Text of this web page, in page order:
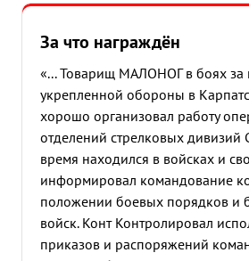
За что награждён
«... Товарищ МАЛОНОГ в боях
укрепленной обороны в
хорошо организовал работу
отделений стрелковых дивизий
время находился в войсках и
информировал командование
положении боевых порядков и
войск. Конт Контролировал
приказов и распоряжений